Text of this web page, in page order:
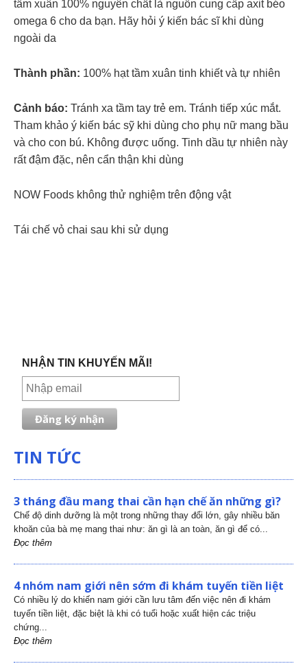
tầm xuân 100% nguyên chất là nguồn cung cấp axit béo
omega 6 cho da bạn. Hãy hỏi ý kiến bác sĩ khi dùng
ngoài da
Thành phần: 100% hạt tầm xuân tinh khiết và tự nhiên
Cảnh báo: Tránh xa tầm tay trẻ em. Tránh tiếp xúc mắt.
Tham khảo ý kiến bác sỹ khi dùng cho phụ nữ mang bầu
và cho con bú. Không được uống. Tinh dầu tự nhiên này
rất đậm đặc, nên cẩn thận khi dùng
NOW Foods không thử nghiệm trên động vật
Tái chế vỏ chai sau khi sử dụng
NHẬN TIN KHUYẾN MÃI!
TIN TỨC
3 tháng đầu mang thai cần hạn chế ăn những gì?
Chế độ dinh dưỡng là một trong những thay đổi lớn, gây nhiều băn
khoăn của bà mẹ mang thai như: ăn gì là an toàn, ăn gì để có...
Đọc thêm
4 nhóm nam giới nên sớm đi khám tuyến tiền liệt
Có nhiều lý do khiến nam giới cần lưu tâm đến việc nên đi khám
tuyến tiền liệt, đặc biệt là khi có tuổi hoặc xuất hiện các triệu
chứng...
Đọc thêm